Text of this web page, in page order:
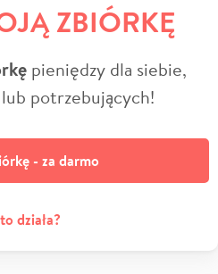
ZBIÓRKĘ
pieniędzy dla siebie,
potrzebujących!
- za darmo
działa?